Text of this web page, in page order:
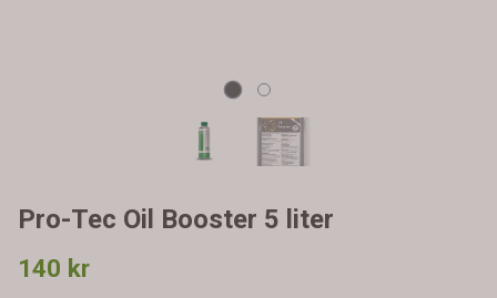
Pro-Tec Oil Booster 5 liter
140 kr